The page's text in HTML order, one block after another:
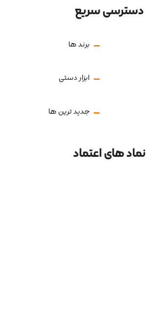
دسترسی سریع
برند ها
ابزار دستی
جدید ترین ها
نماد های اعتماد